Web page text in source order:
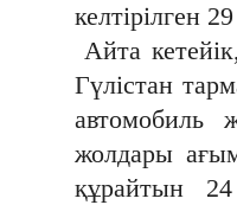
келтірілген
Айта
Гүлістан
автомобиль
жолдары
құрайтын